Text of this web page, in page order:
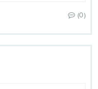
(0)